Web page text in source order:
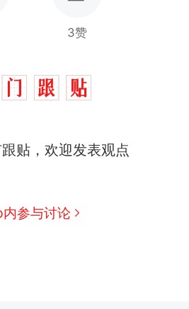
3赞
贴，欢迎发表观点
参与讨论